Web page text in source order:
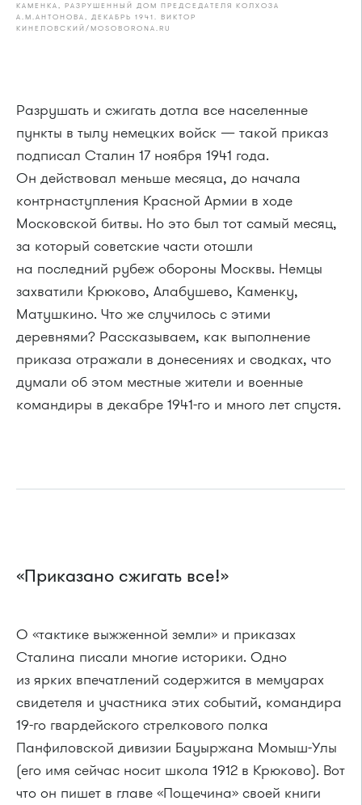
КАМЕНКА, РАЗРУШЕННЫЙ ДОМ ПРЕДСЕДАТЕЛЯ КОЛХОЗА
А.М.АНТОНОВА, ДЕКАБРЬ 1941. ВИКТОР
КИНЕЛОВСКИЙ/MOSOBORONA.RU
Разрушать и сжигать дотла все населенные
пункты в тылу немецких войск — такой приказ
подписал Сталин 17 ноября 1941 года.
Он действовал меньше месяца, до начала
контрнаступления Красной Армии в ходе
Московской битвы. Но это был тот самый месяц,
за который советские части отошли
на последний рубеж обороны Москвы. Немцы
захватили Крюково, Алабушево, Каменку,
Матушкино. Что же случилось с этими
деревнями? Рассказываем, как выполнение
приказа отражали в донесениях и сводках, что
думали об этом местные жители и военные
командиры в декабре 1941-го и много лет спустя.
«Приказано сжигать все!»
О «тактике выжженной земли» и приказах
Сталина писали многие историки. Одно
из ярких впечатлений содержится в мемуарах
свидетеля и участника этих событий, командира
19-го гвардейского стрелкового полка
Панфиловской дивизии Бауыржана Момыш-Улы
(его имя сейчас носит школа 1912 в Крюково). Вот
что он пишет в главе «Пощечина» своей книги